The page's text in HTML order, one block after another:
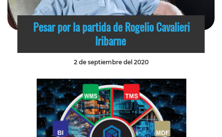
Pesar por la partida de Rogelio Cavalieri
Iribarne
2 de septiembre del 2020